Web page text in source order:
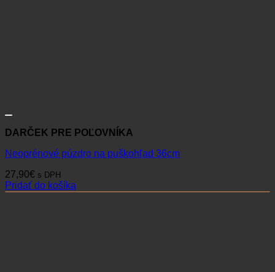
DARČEK PRE POĽOVNÍKA
Neoprénové púzdro na puškohľad 36cm
27,90€ s DPH
Pridať do košíka